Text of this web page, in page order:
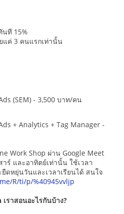
ที 15%
แค่ 3 คนแรกเท่านั้น
(SEM) - 3,500 บาท/คน
+ Analytics + Tag Manager -
Work Shop ผ่าน Google Meet
ร์ และอาทิตย์เท่านั้น ใช้เวลา
ดหยุ่นวันและเวลาเรียนได้ สนใจ
R/ti/p/%40945vvljp
ราสอนอะไรกันบ้าง?